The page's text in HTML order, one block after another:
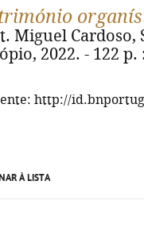
Miguel Cardoso,
2022. - 122 p.
http://
À LISTA